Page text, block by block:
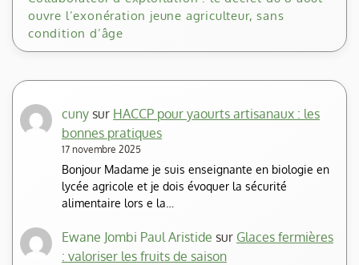
ouvre l’exonération jeune agriculteur, sans
condition d’âge
cuny sur HACCP pour yaourts artisanaux : les
bonnes pratiques
17 novembre 2025
Bonjour Madame je suis enseignante en biologie en
lycée agricole et je dois évoquer la sécurité
alimentaire lors e la…
Ewane Jombi Paul Aristide sur Glaces fermières
: valoriser les fruits de saison